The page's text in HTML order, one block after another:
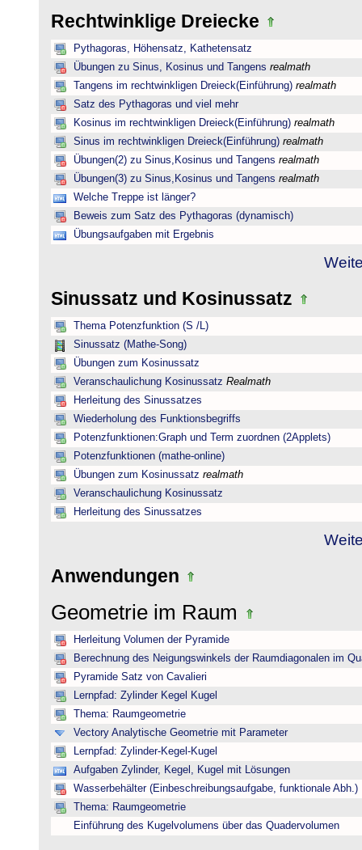
Rechtwinklige Dreiecke
Pythagoras, Höhensatz, Kathetensatz
Übungen zu Sinus, Kosinus und Tangens realmath
Tangens im rechtwinkligen Dreieck(Einführung) realmath
Satz des Pythagoras und viel mehr
Kosinus im rechtwinkligen Dreieck(Einführung) realmath
Sinus im rechtwinkligen Dreieck(Einführung) realmath
Übungen(2) zu Sinus,Kosinus und Tangens realmath
Übungen(3) zu Sinus,Kosinus und Tangens realmath
Welche Treppe ist länger?
Beweis zum Satz des Pythagoras (dynamisch)
Übungsaufgaben mit Ergebnis
Sinussatz und Kosinussatz
Thema Potenzfunktion (S /L)
Sinussatz (Mathe-Song)
Übungen zum Kosinussatz
Veranschaulichung Kosinussatz Realmath
Herleitung des Sinussatzes
Wiederholung des Funktionsbegriffs
Potenzfunktionen:Graph und Term zuordnen (2Applets)
Potenzfunktionen (mathe-online)
Übungen zum Kosinussatz realmath
Veranschaulichung Kosinussatz
Herleitung des Sinussatzes
Anwendungen
Geometrie im Raum
Herleitung Volumen der Pyramide
Berechnung des Neigungswinkels der Raumdiagonalen im
Pyramide Satz von Cavalieri
Lernpfad: Zylinder Kegel Kugel
Thema: Raumgeometrie
Vectory Analytische Geometrie mit Parameter
Lernpfad: Zylinder-Kegel-Kugel
Aufgaben Zylinder, Kegel, Kugel mit Lösungen
Wasserbehälter (Einbeschreibungsaufgabe, funktionale Abh.)
Thema: Raumgeometrie
Einführung des Kugelvolumens über das Quadervolumen